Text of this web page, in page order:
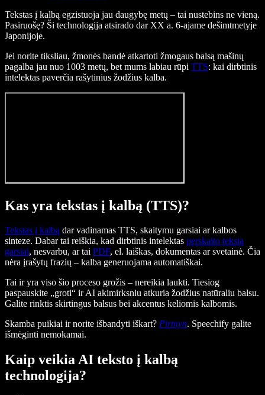
Tekstas į kalbą egzistuoja jau daugybę metų – tai nustebins ne vieną.
Pasiruošę? Ši technologija atsirado dar XX a. 6-ajame dešimtmetyje
Japonijoje.
Jei norite tiksliau, žmonės bandė atkartoti žmogaus balsą mašinų
pagalba jau nuo 1003 metų, bet mums labiau rūpi TTS: kai dirbtinis
intelektas paverčia rašytinius žodžius kalba.
Kas yra tekstas į kalbą (TTS)?
Tekstas į kalbą dar vadinamas TTS, skaitymu garsiai ar kalbos
sinteze. Dabar tai reiškia, kad dirbtinis intelektas perskaito tekstą
garsiai, nesvarbu, ar tai PDF, el. laiškas, dokumentas ar svetainė. Čia
nėra įrašytų frazių – kalba generuojama automatiškai.
Tai ir yra viso šio proceso grožis – nereikia laukti. Tiesiog
paspauskite „groti“ ir AI akimirksniu atkuria žodžius natūraliu balsu.
Galite rinktis skirtingus balsus bei akcentus keliomis kalbomis.
Skamba puikiai ir norite išbandyti iškart? Pirmyn. Speechify galite
išmėginti nemokamai.
Kaip veikia AI teksto į kalbą
technologija?